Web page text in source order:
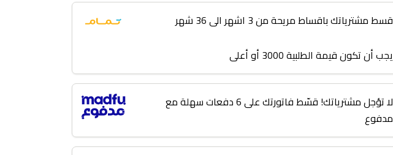
قسط مشترياتك باقساط مريحة من 3 اشهر الى 36 شهر
يجب أن تكون قيمة الطلبية 3000 أو أعلى
لا تؤجل مشترياتك! قسّط فاتورتك على 6 دفعات سهلة مع
مدفوع